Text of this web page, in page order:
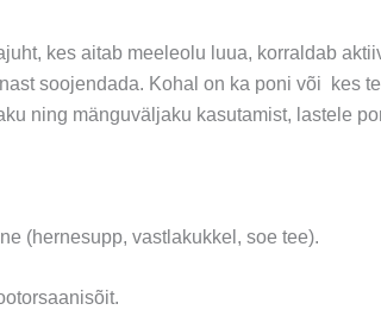
kes aitab meeleolu luua, korraldab
soojendada. Kohal on ka poni või kes
ning mänguväljaku kasutamist, lastele
(hernesupp, vastlakukkel, soe tee).